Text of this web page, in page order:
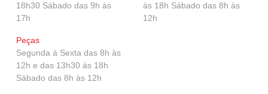
GR Yaris
18h30 Sábado das 9h às
17h
às 18h Sábado das 8h às
12h
Peças
Segunda à Sexta das 8h às
12h e das 13h30 às 18h
Sábado das 8h às 12h